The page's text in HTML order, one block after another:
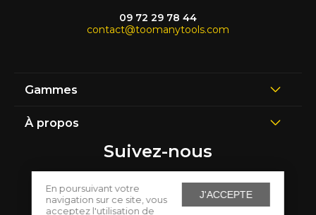
J'ACCEPTE
En poursuivant votre
navigation sur ce site, vous
acceptez l'utilisation de
09 72 29 78 44
contact@toomanytools.com
Gammes
À propos
Suivez-nous